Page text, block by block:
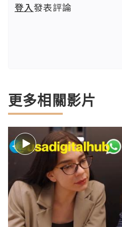
登入發表評論
更多相關影片